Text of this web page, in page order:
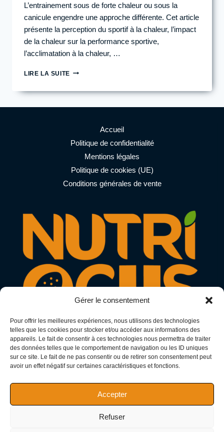
Gérer le consentement
Pour offrir les meilleures expériences, nous utilisons des technologies
telles que les cookies pour stocker et/ou accéder aux informations des
appareils. Le fait de consentir à ces technologies nous permettra de traiter
des données telles que le comportement de navigation ou les ID uniques
sur ce site. Le fait de ne pas consentir ou de retirer son consentement peut
avoir un effet négatif sur certaines caractéristiques et fonctions.
Accepter
Refuser
L’entrainement sous de forte chaleur ou sous la
canicule engendre une approche différente. Cet article
présente la perception du sportif à la chaleur, l’impact
de la chaleur sur la performance sportive,
l’acclimatation à la chaleur, …
LIRE LA SUITEL’ENTRAINEMENT
DE
CHALEURS
Accueil
Politique de confidentialité
Mentions légales
Politique de cookies (UE)
Conditions générales de vente
N° Adeli : 11866275
SIREN : 977944412
AJACCIO - 20000